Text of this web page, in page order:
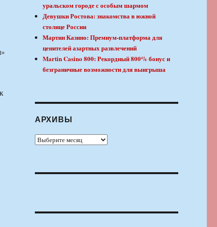
уральском городе с особым шармом
Девушки Ростова: знакомства в южной
столице России
Мартин Казино: Премиум-платформа для
ценителей азартных развлечений
Martin Casino 800: Рекордный 800% бонус и
безграничные возможности для выигрыша
АРХИВЫ
Архивы